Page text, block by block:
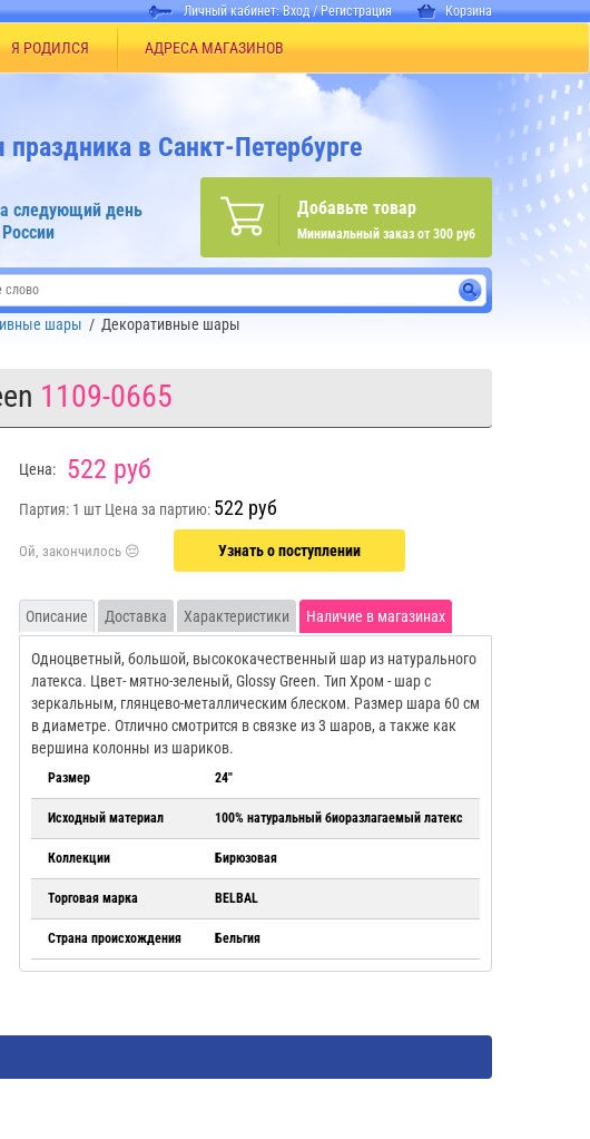
Личный кабинет:Вход/Регистрация Корзина
Я РОДИЛСЯ АДРЕСА МАГАЗИНОВ
в Санкт-Петербурге
Добавьте товар
Минимальный заказ от 300 руб
следующий день
шары / Декоративные шары
1109-0665
Цена: 522 руб
Партия: 1 шт Цена за партию: 522 руб
Узнать о поступлении
Описание Доставка Характеристики Наличие в магазинах
Одноцветный, большой, высококачественный шар из натурального
латекса. Цвет- мятно-зеленый, Glossy Green. Тип Хром - шар с
зеркальным, глянцево-металлическим блеском. Размер шара 60 см
в диаметре. Отлично смотрится в связке из 3 шаров, а также как
вершина колонны из шариков.
Размер 24"
Исходный материал 100% натуральный биоразлагаемый латекс
Коллекции Бирюзовая
Торговая марка BELBAL
Страна происхождения Бельгия